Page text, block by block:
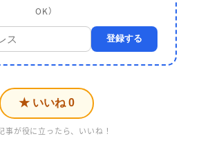
OK）
登録する
★ いいね 0
事が役に立ったら、いいね！